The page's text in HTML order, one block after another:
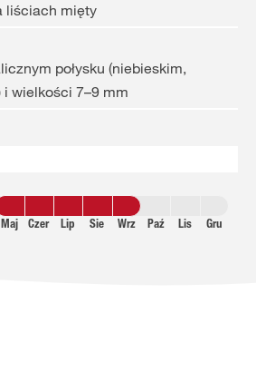
liściach mięty
połysku (niebieskim,
wielkości 7–9 mm
Maj Czer Lip Sie Wrz Paź Lis Gru